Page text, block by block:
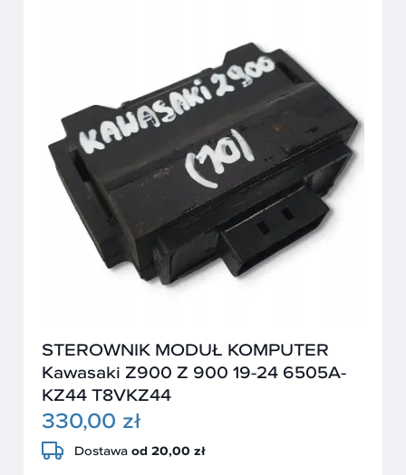
STEROWNIK MODUŁ KOMPUTER
Kawasaki Z900 Z 900 19-24 6505A-
KZ44 T8VKZ44
330,00 zł
Dostawa od 20,00 zł